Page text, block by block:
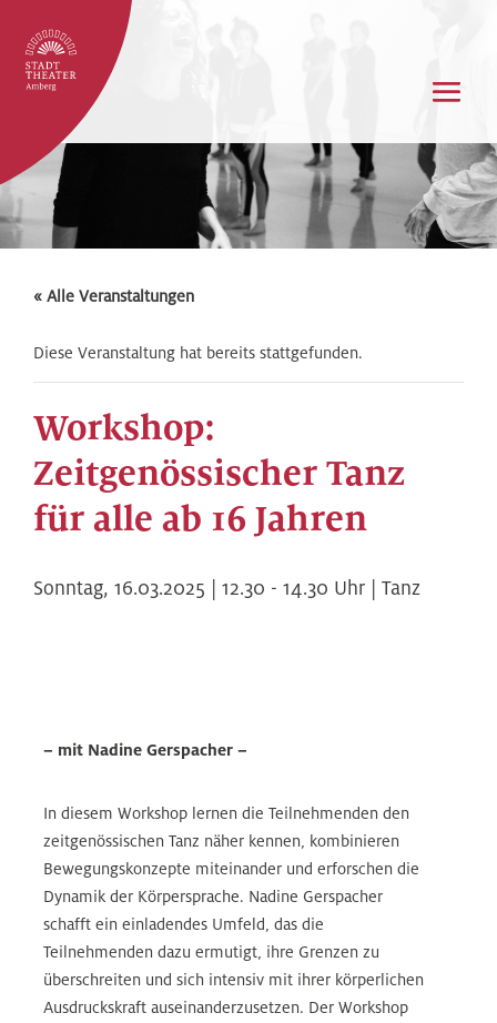
« Alle Veranstaltungen
Diese Veranstaltung hat bereits stattgefunden.
Workshop:
Zeitgenössischer Tanz
für alle ab 16 Jahren
Sonntag, 16.03.2025 | 12.30 - 14.30 Uhr | Tanz
– mit Nadine Gerspacher –
In diesem Workshop lernen die Teilnehmenden den
zeitgenössischen Tanz näher kennen, kombinieren
Bewegungskonzepte miteinander und erforschen die
Dynamik der Körpersprache. Nadine Gerspacher
schafft ein einladendes Umfeld, das die
Teilnehmenden dazu ermutigt, ihre Grenzen zu
überschreiten und sich intensiv mit ihrer körperlichen
Ausdruckskraft auseinanderzusetzen. Der Workshop